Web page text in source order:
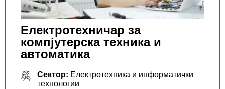
Електротехничар за
компјутерска техника и
автоматика
Сектор: Електротехника и информатички
технологии